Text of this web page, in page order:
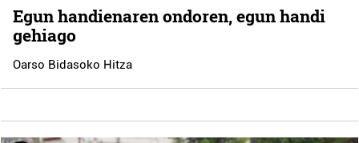
Egun handienaren ondoren, egun handi
gehiago
Oarso Bidasoko Hitza